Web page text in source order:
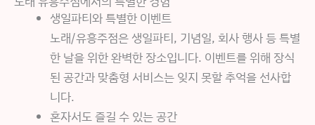
생일파티와 특별한 이벤트
노래/유흥주점은 생일파티, 기념일, 회사 행사 등 특별
한 날을 위한 완벽한 장소입니다. 이벤트를 위해 장식
된 공간과 맞춤형 서비스는 잊지 못할 추억을 선사합
니다.
혼자서도 즐길 수 있는 공간